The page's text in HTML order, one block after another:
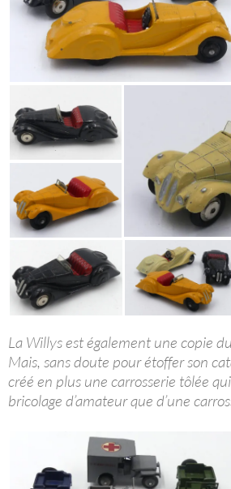
La Willys est également une copie
Mais, sans doute pour étoffer son
créé en plus une carrosserie tôlée
bricolage d’amateur que d’une